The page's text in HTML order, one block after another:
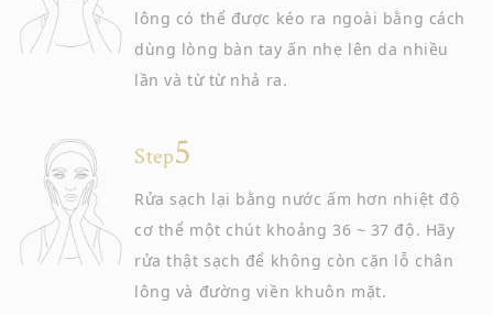
lông có thể được kéo ra ngoài bằng cách
dùng lòng bàn tay ấn nhẹ lên da nhiều
lần và từ từ nhả ra.
Step
Rửa sạch lại bằng nước ấm hơn nhiệt độ
cơ thể một chút khoảng 36 ~ 37 độ. Hãy
rửa thật sạch để không còn cặn lỗ chân
lông và đường viền khuôn mặt.